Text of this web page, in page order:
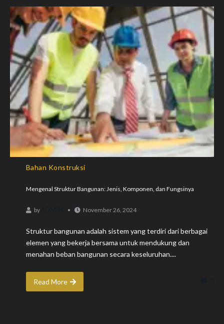
Bahan Konstruksi
Mengenal Struktur Bangunan: Jenis, Komponen, dan Fungsinya
by November 26, 2024
Struktur bangunan adalah sistem yang terdiri dari berbagai
elemen yang bekerja bersama untuk mendukung dan
menahan beban bangunan secara keseluruhan....
Read More